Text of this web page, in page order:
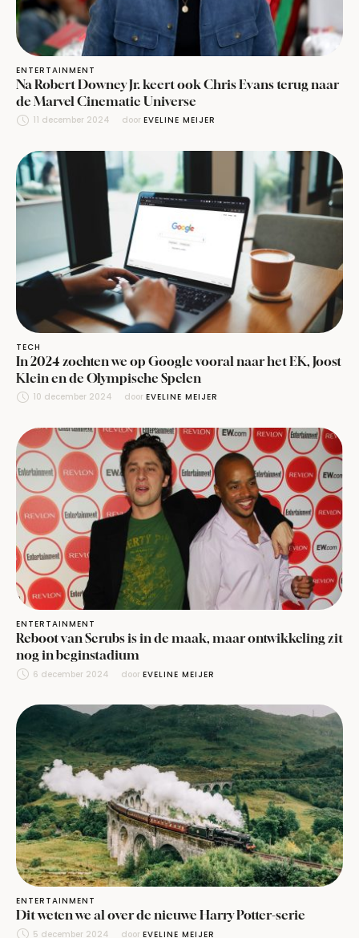
ENTERTAINMENT
Na Robert Downey Jr. keert ook Chris Evans terug naar
de Marvel Cinematic Universe
11 december 2024 door EVELINE MEIJER
TECH
In 2024 zochten we op Google vooral naar het EK, Joost
Klein en de Olympische Spelen
10 december 2024 door EVELINE MEIJER
ENTERTAINMENT
Reboot van Scrubs is in de maak, maar ontwikkeling zit
nog in beginstadium
6 december 2024 door EVELINE MEIJER
ENTERTAINMENT
Dit weten we al over de nieuwe Harry Potter-serie
5 december 2024 door EVELINE MEIJER